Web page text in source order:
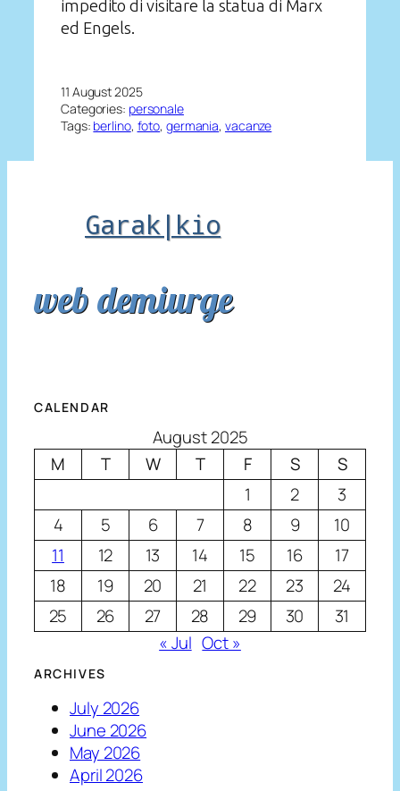
impedito di visitare la statua di Marx
ed Engels.
11 August 2025
Categories: personale
Tags: berlino, foto, germania, vacanze
Garak|kio
web demiurge
CALENDAR
August 2025
M
T W T F S
S
1
2
3
4
5 6 7 8 9
10
11
12 13 14 15 16
17
18
19 20 21 22 23
24
25
26 27 28 29 30
31
« Jul Oct »
ARCHIVES
July 2026
June 2026
May 2026
April 2026